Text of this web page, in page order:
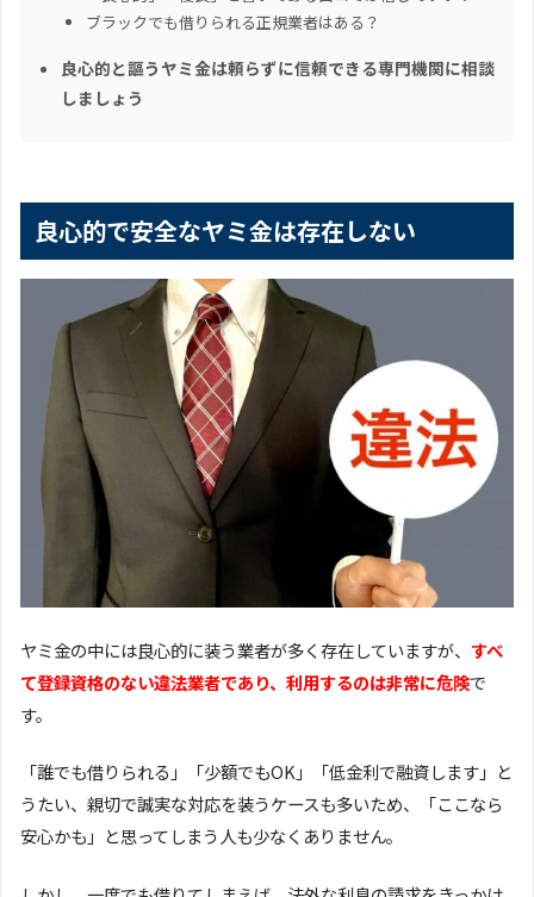
ブラックでも借りられる正規業者はある？
良心的と謳うヤミ金は頼らずに信頼できる専門機関に相談
しましょう
良心的で安全なヤミ金は存在しない
ヤミ金の中には良心的に装う業者が多く存在していますが、 すべ
て登録資格のない違法業者であり、利用するのは非常に危険で
す。
「誰でも借りられる」「少額でもOK」「低金利で融資します」と
うたい、親切で誠実な対応を装うケースも多いため、「ここなら
安心かも」と思ってしまう人も少なくありません。